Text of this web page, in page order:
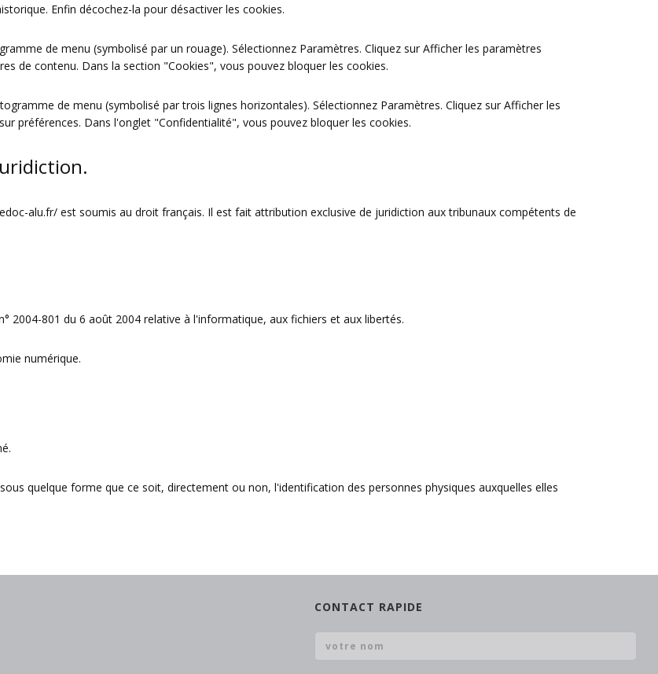
Enfin décochez-la pour désactiver les cookies.
de menu (symbolisé par un rouage). Sélectionnez Paramètres. Cliquez sur Afficher les paramètres
de contenu. Dans la section "Cookies", vous pouvez bloquer les cookies.
de menu (symbolisé par trois lignes horizontales). Sélectionnez Paramètres. Cliquez sur Afficher les
préférences. Dans l'onglet "Confidentialité", vous pouvez bloquer les cookies.
alu.fr/ est soumis au droit français. Il est fait attribution exclusive de juridiction aux tribunaux compétents de
2004-801 du 6 août 2004 relative à l'informatique, aux fichiers et aux libertés.
numérique.
quelque forme que ce soit, directement ou non, l'identification des personnes physiques auxquelles elles
CONTACT RAPIDE
Votre nom